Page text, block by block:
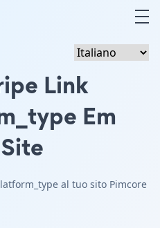
Link
Em
Site
al tuo sito Pimcore